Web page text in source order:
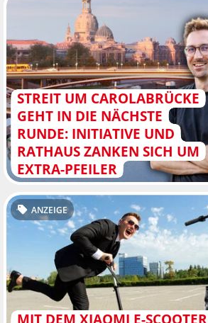
STREIT UM CAROLABRÜCKE
GEHT IN DIE NÄCHSTE
RUNDE: INITIATIVE UND
RATHAUS ZANKEN SICH UM
EXTRA-PFEILER
MIT DEM XIAOMI E-SCOOTER
ANZEIGE